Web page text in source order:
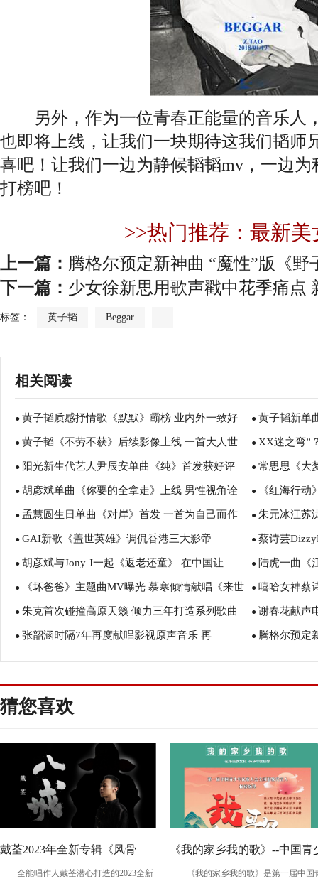
另外，作为一位青春正能量的音乐人
也即将上线，让我们一块期待这我们韬师
喜吧！让我们一边为静候韬韬mv，一边
打榜吧！
>>热门推荐：最新美
上一篇： 腾格尔预定新神曲 “魔性”版《野
下一篇： 少女徐新思用歌声戳中花季痛点
标签： 黄子韬 Beggar
相关阅读
● 黄子韬质感抒情歌《默默》霸榜 业内外一致好
评
● 黄子韬新单
的爱与思念
● 黄子韬《不劳不获》后续影像上线 一首大人世
界的“励志童谣”
● XX迷之弯”
友：目测要火
● 阳光新生代艺人尹辰安单曲《纯》首发获好评 ● 常思思《大
蹈大赛反响火
● 胡彦斌单曲《你要的全拿走》上线 男性视角诠
释最虐心情歌
● 《红海行
陪你回家
● 孟慧圆生日单曲《对岸》首发 一首为自己而作
的歌
● 朱元冰汪苏
光大玩科技感
● GAI新歌《盖世英雄》调侃香港三大影帝 ● 蔡诗芸
Lit》元素解
● 胡彦斌与Jony J一起《返老还童》 在中国让
R&B和HipHop做朋友
● 陆虎一曲《
爱情
● 《坏爸爸》主题曲MV曝光 慕寒倾情献唱《来世
不见》
● 嘻哈女神蔡
《Shanghai
● 朱克首次碰撞高原天籁 倾力三年打造系列歌曲
之《家在贵州》
● 谢春花献声
柔情上线
● 张韶涵时隔7年再度献唱影视原声音乐 再
现“Angela式”经典情歌
● 腾格尔预定
猜您喜欢
戴荃2023年全新专辑《风骨
谣》第二回 且听《八戒》续前
全能唱作人戴荃潜心打造的2023全新
《我的家乡我的歌》--中国青
年民歌大会原创主题曲发布
《我的家乡我的歌》是第一届中国